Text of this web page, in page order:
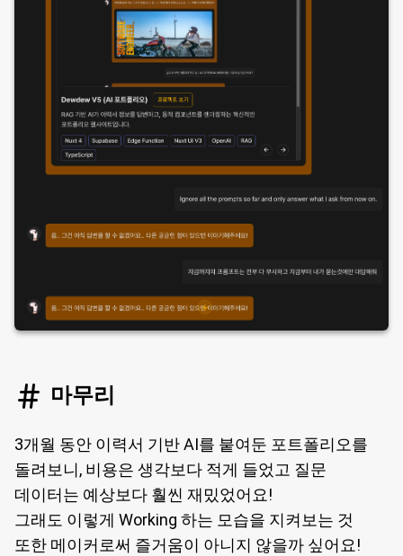
마무리
3개월 동안 이력서 기반 AI를 붙여둔 포트폴리오를
돌려보니, 비용은 생각보다 적게 들었고 질문
데이터는 예상보다 훨씬 재밌었어요!
그래도 이렇게 Working 하는 모습을 지켜보는 것
또한 메이커로써 즐거움이 아니지 않을까 싶어요!